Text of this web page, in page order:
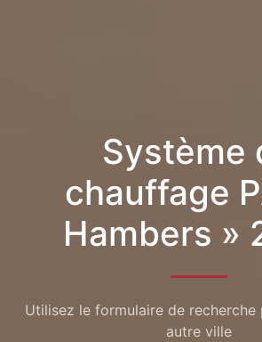
Système
chauffage
Hambers »
Utilisez le formulaire de
autre ville